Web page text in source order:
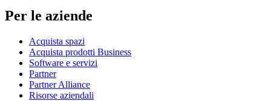
Per le aziende
Acquista spazi
Acquista prodotti Business
Software e servizi
Partner
Partner Alliance
Risorse aziendali